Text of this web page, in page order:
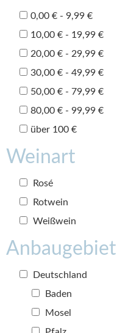
0,00 € - 9,99 €
10,00 € - 19,99 €
20,00 € - 29,99 €
30,00 € - 49,99 €
50,00 € - 79,99 €
80,00 € - 99,99 €
über 100 €
Weinart
Rosé
Rotwein
Weißwein
Anbaugebiet
Deutschland
Baden
Mosel